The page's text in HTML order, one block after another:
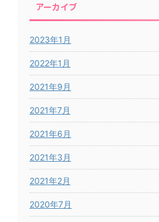
アーカイブ
2023年1月
2022年1月
2021年9月
2021年7月
2021年6月
2021年3月
2021年2月
2020年7月